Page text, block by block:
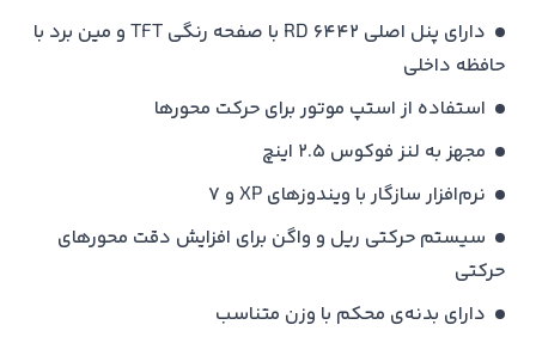
دارای پنل اصلی 6442 RD با صفحه رنگی TFT و مین برد با
حافظه داخلی
استفاده از استپ موتور برای حرکت محورها
مجهز به لنز فوکوس 2.5 اینچ
نرم‌افزار سازگار با ویندوزهای XP و 7
سیستم حرکتی ریل و واگن برای افزایش دقت محورهای
حرکتی
دارای بدنه‌ی محکم با وزن متناسب